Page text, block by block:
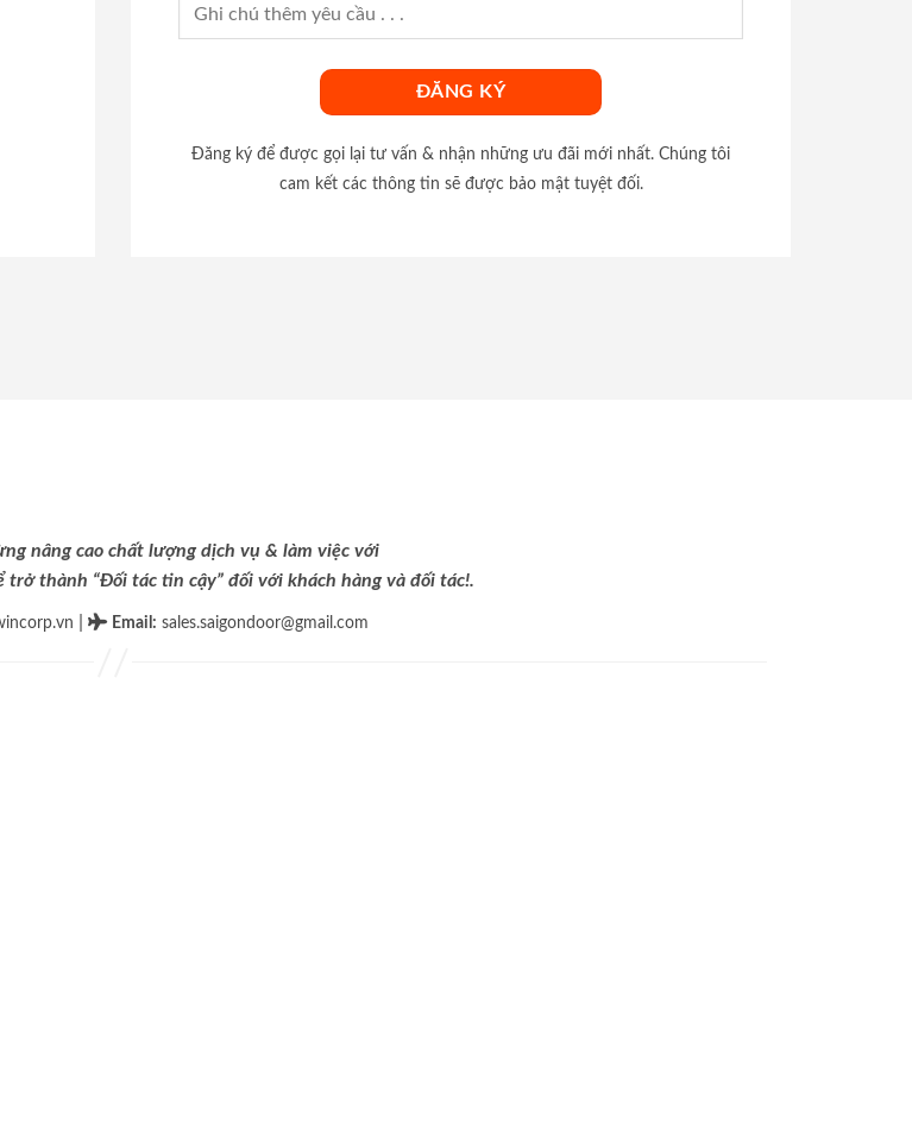
Đăng ký để được gọi lại tư vấn & nhận những ưu đãi mới nhất. Chúng tôi
cam kết các thông tin sẽ được bảo mật tuyệt đối.
nâng cao chất lượng dịch vụ & làm việc với
trở thành “Đối tác tin cậy” đối với khách hàng và đối tác!.
Email : sales.saigondoor@gmail.com